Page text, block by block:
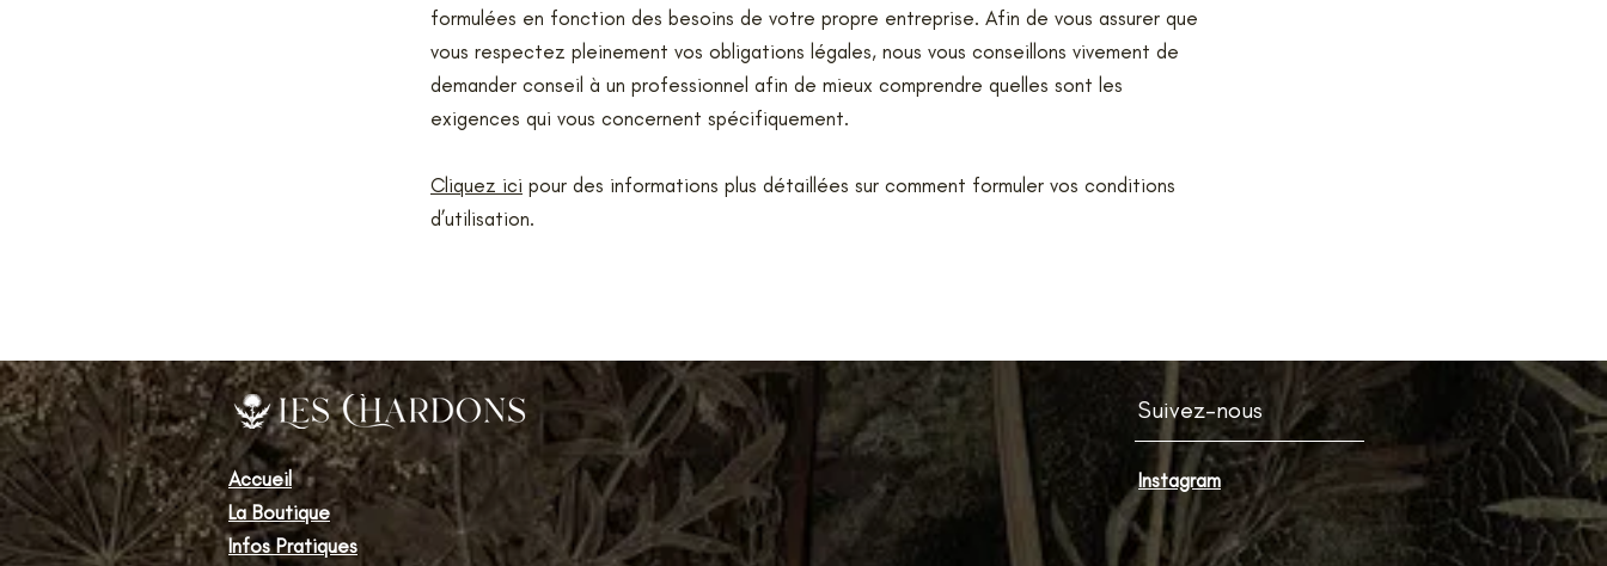
formulées en fonction des besoins de votre propre entreprise. Afin de vous assurer que
vous respectez pleinement vos obligations légales, nous vous conseillons vivement de
demander conseil à un professionnel afin de mieux comprendre quelles sont les
exigences qui vous concernent spécifiquement.
Cliquez ici pour des informations plus détaillées sur comment formuler vos conditions
d’utilisation.
Suivez-nous
Accueil
La Boutique
Infos Pratiques
Instagram